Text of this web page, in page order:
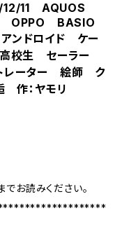
11 AQUOS
OPPO BASIO
ドロイド ケー
生 セーラー
ーター 絵師 ク
作：ヤモリ
お読みください。